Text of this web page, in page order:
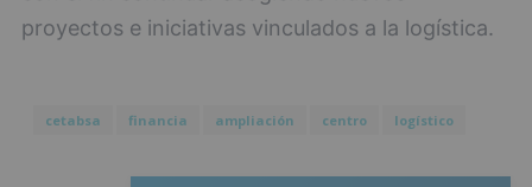
proyectos e iniciativas vinculados a la logística.
cetabsa financia ampliación centro logístico